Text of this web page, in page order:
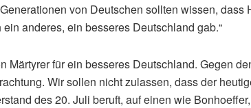
von Deutschen sollten wissen, dass
anderes, ein besseres Deutschland gab.“
Märtyrer für ein besseres Deutschland. Gegen
Wir sollen nicht zulassen, dass der
des 20. Juli beruft, auf einen wie